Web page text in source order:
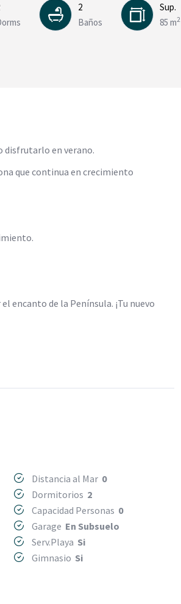
2
Baños
Sup.
85 m2
disfrutarlo en verano.
que continua en crecimiento
encanto de la Península. ¡Tu nuevo
Distancia al Mar 0
Dormitorios 2
Capacidad Personas 0
Garage En Subsuelo
Serv.Playa Si
Gimnasio Si